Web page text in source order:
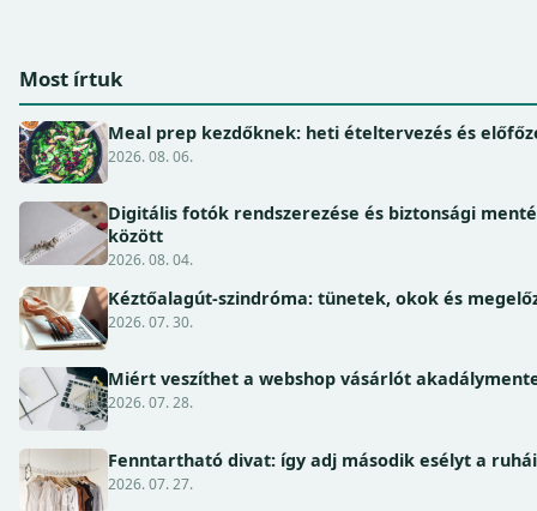
Most írtuk
Meal prep kezdőknek: heti ételtervezés és
2026. 08. 06.
Digitális fotók rendszerezése és biztonsági
között
2026. 08. 04.
Kéztőalagút-szindróma: tünetek, okok és
2026. 07. 30.
Miért veszíthet a webshop vásárlót
2026. 07. 28.
Fenntartható divat: így adj második esélyt a
2026. 07. 27.